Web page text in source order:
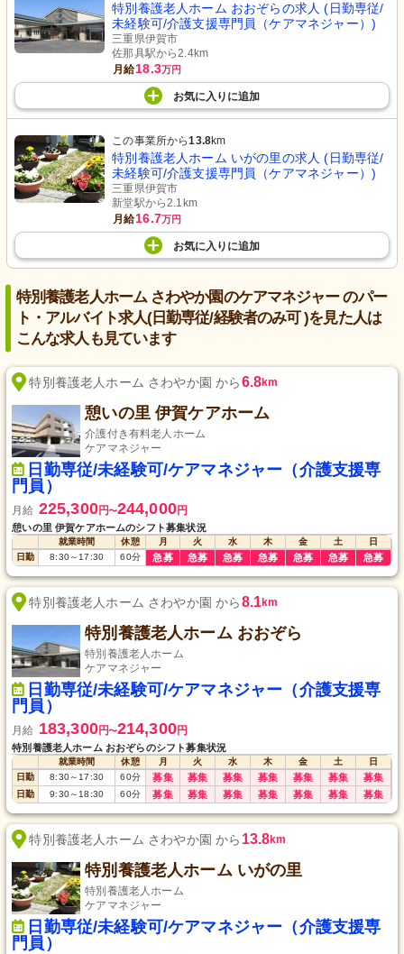
特別養護老人ホーム おおぞらの求人 (日勤専従/
未経験可/介護支援専門員（ケアマネジャー）)
三重県伊賀市
佐那具駅から2.4km
月給18.3万円
お気に入り に追加
この事業所から13.8km
特別養護老人ホーム いがの里の求人 (日勤専従/
未経験可/介護支援専門員（ケアマネジャー）)
三重県伊賀市
新堂駅から2.1km
月給16.7万円
お気に入り に追加
特別養護老人ホーム さわやか園のケアマネジャー のパー
ト・アルバイト求人(日勤専従/経験者のみ可 )を見た人は
こんな求人も見ています
特別養護老人ホーム さわやか園 から6.8km
憩いの里 伊賀ケアホーム
介護付き有料老人ホーム
ケアマネジャー
日勤専従/未経験可/ケアマネジャー（介護支援専
門員）
月給 225,300円〜244,000円
憩いの里 伊賀ケアホームのシフト募集状況
就業時間 休憩 月 火 水 木 金 土
日
日勤
8:30～17:30 60分 急募 急募 急募 急募 急募 急募 急募
特別養護老人ホーム さわやか園 から8.1km
特別養護老人ホーム おおぞら
特別養護老人ホーム
ケアマネジャー
日勤専従/未経験可/ケアマネジャー（介護支援専
門員）
月給 183,300円〜214,300円
特別養護老人ホーム おおぞらのシフト募集状況
就業時間 休憩 月 火 水 木 金 土
日
日勤
8:30～17:30 60分 募集 募集 募集 募集 募集 募集 募集
日勤 9:30～18:30 60分 募集 募集 募集 募集 募集 募集 募集
特別養護老人ホーム さわやか園 から 13.8km
特別養護老人ホーム いがの里
特別養護老人ホーム
ケアマネジャー
日勤専従/未経験可/ケアマネジャー（介護支援専
門員）